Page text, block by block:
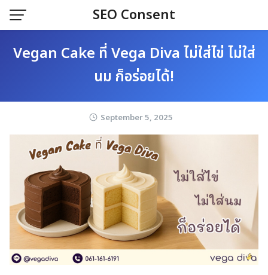
Skip
SEO Consent
Vegan Cake ที่ Vega Diva ไม่ใส่ไข่ ไม่ใส่
นม ก็อร่อยได้!
September 5, 2025